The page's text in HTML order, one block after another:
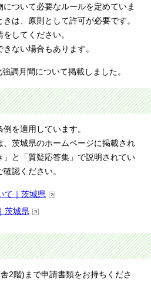
ついて必要なルールを定めていま
は、原則として許可が必要です。
してください。
ない場合もあります。
調月間について掲載しました。
を適用しています。
茨城県のホームページに掲載され
と「質疑応答集」で説明されてい
認ください。
て｜茨城県
茨城県
2階)まで申請書類をお持ちくださ